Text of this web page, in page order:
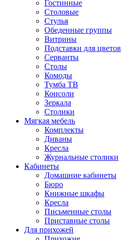
Гостинные
Столовые
Стулья
Обеденные группы
Витрины
Подставки для цветов
Серванты
Столы
Комоды
Тумба ТВ
Консоли
Зеркала
Столики
Мягкая мебель
Комплекты
Диваны
Кресла
Журнальные столики
Кабинеты
Домашние кабинеты
Бюро
Книжные шкафы
Кресла
Письменные столы
Приставные столы
Для прихожей